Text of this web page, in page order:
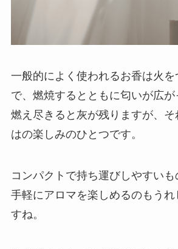
一般的によく使われるお香は火
で、燃焼するとともに匂いが広が
燃え尽きると灰が残りますが、
はの楽しみのひとつです。
コンパクトで持ち運びしやすいも
手軽にアロマを楽しめるのもう
すね。